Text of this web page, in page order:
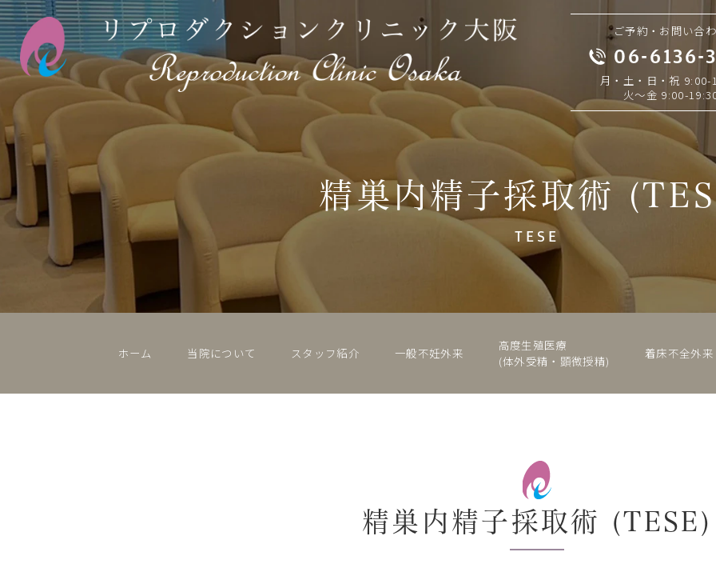
ご予約・お問い合
06-6136-
月・土・日・祝 9:00-
火～金 9:00-
精巣内精子採取術
TESE
ホーム 当院について スタッフ紹介 一般不妊外来
高度生殖医療
(体外受精・顕微授精)
着床不全外来
精巣内精子採取術 (TESE)